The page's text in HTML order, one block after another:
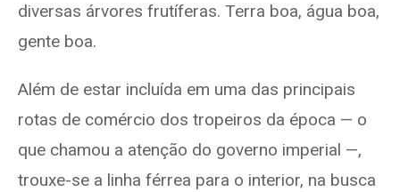
diversas árvores frutíferas. Terra boa, água boa,
gente boa.
Além de estar incluída em uma das principais
rotas de comércio dos tropeiros da época — o
que chamou a atenção do governo imperial —,
trouxe-se a linha férrea para o interior, na busca